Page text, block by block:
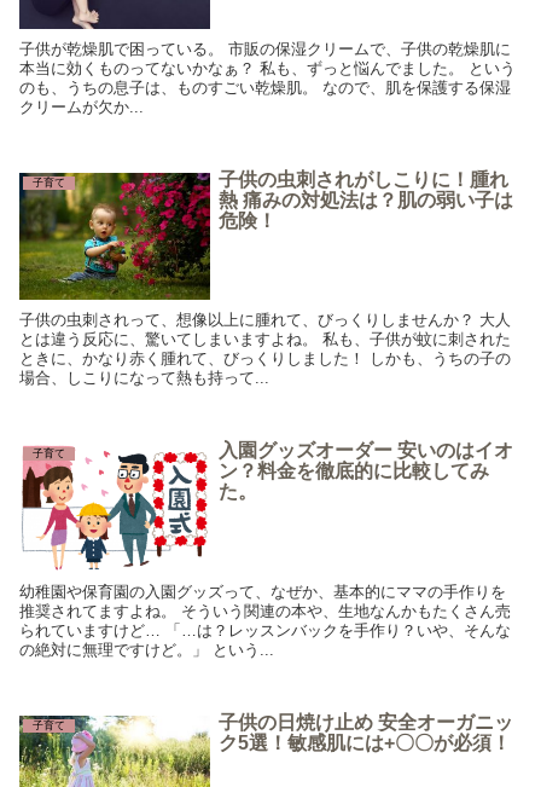
子供が乾燥肌で困っている。 市販の保湿クリームで、子供の乾燥肌に
本当に効くものってないかなぁ？ 私も、ずっと悩んでました。 という
のも、うちの息子は、ものすごい乾燥肌。 なので、肌を保護する保湿
クリームが欠か...
子育て
子供の虫刺されがしこりに！腫れ
熱 痛みの対処法は？肌の弱い子は
危険！
子供の虫刺されって、想像以上に腫れて、びっくりしませんか？ 大人
とは違う反応に、驚いてしまいますよね。 私も、子供が蚊に刺された
ときに、かなり赤く腫れて、びっくりしました！ しかも、うちの子の
場合、しこりになって熱も持って...
子育て
入園グッズオーダー 安いのはイオ
ン？料金を徹底的に比較してみ
た。
幼稚園や保育園の入園グッズって、なぜか、基本的にママの手作りを
推奨されてますよね。 そういう関連の本や、生地なんかもたくさん売
られていますけど… 「…は？レッスンバックを手作り？いや、そんな
の絶対に無理ですけど。」 という...
子育て
子供の日焼け止め 安全オーガニッ
ク5選！敏感肌には+〇〇が必須！